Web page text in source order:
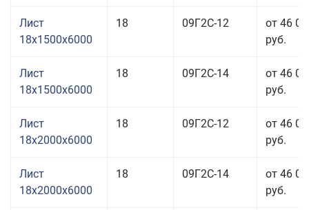
Лист
18x1500x6000
18 09Г2С-12
от 46
руб.
Лист
18x1500x6000
18 09Г2С-14
от 46
руб.
Лист
18x2000x6000
18 09Г2С-12
от 46
руб.
Лист
18x2000x6000
18 09Г2С-14
от 46
руб.